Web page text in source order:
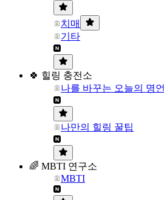
치매
기타
🍀 힐링 충전소
나를 바꾸는 오늘의 명언
나만의 힐링 꿀팁
🌈 MBTI 연구소
MBTI